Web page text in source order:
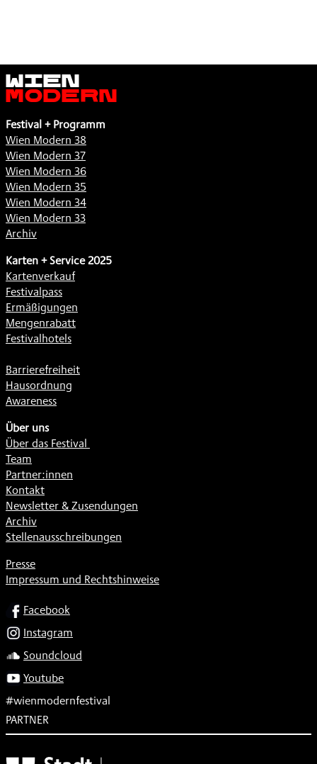
Wien
Modern
Festival + Programm
Wien Modern 38
Wien Modern 37
Wien Modern 36
Wien Modern 35
Wien Modern 34
Wien Modern 33
Archiv
Karten + Service 2025
Kartenverkauf
Festivalpass
Ermäßigungen
Mengenrabatt
Festivalhotels
Barrierefreiheit
Hausordnung
Awareness
Über uns
Über das Festival
Team
Partner:innen
Kontakt
Newsletter & Zusendungen
Archiv
Stellenausschreibungen
Presse
Impressum und Rechtshinweise
SOCIALFacebook
Instagram
Soundcloud
Youtube
#wienmodernfestival
PARTNER
Subventionsgeber